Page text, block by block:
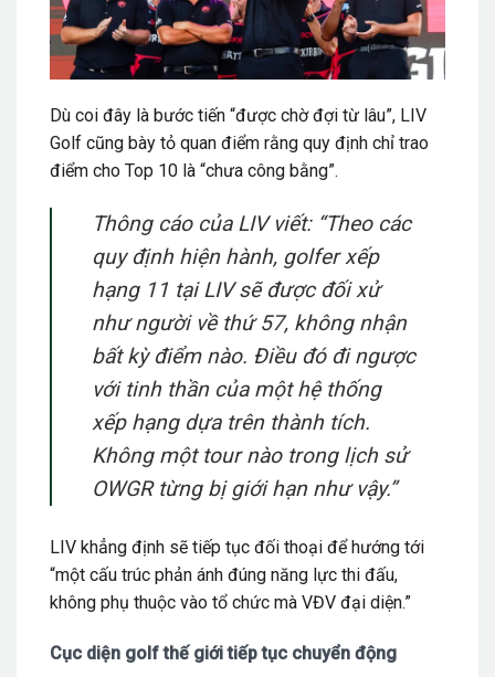
Dù coi đây là bước tiến “được chờ đợi từ lâu”, LIV
Golf cũng bày tỏ quan điểm rằng quy định chỉ trao
điểm cho Top 10 là “chưa công bằng”.
Thông cáo của LIV viết: “Theo các
quy định hiện hành, golfer xếp
hạng 11 tại LIV sẽ được đối xử
như người về thứ 57, không nhận
bất kỳ điểm nào. Điều đó đi ngược
với tinh thần của một hệ thống
xếp hạng dựa trên thành tích.
Không một tour nào trong lịch sử
OWGR từng bị giới hạn như vậy.”
LIV khẳng định sẽ tiếp tục đối thoại để hướng tới
“một cấu trúc phản ánh đúng năng lực thi đấu,
không phụ thuộc vào tổ chức mà VĐV đại diện.”
Cục diện golf thế giới tiếp tục chuyển động